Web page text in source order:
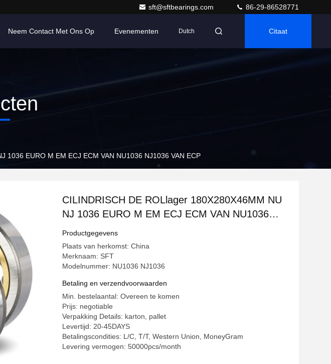
sft@sftbearings.com 86-29-86528771
Neem Contact Met Ons Op Evenementen Dutch Citaat
1036 EURO M EM ECJ ECM VAN NU1036 NJ1036 VAN ECP
CILINDRISCH DE ROLlager 180X280X46MM NU
NJ 1036 EURO M EM ECJ ECM VAN NU1036
NJ1036 VAN ECP
Productgegevens
Plaats van herkomst: China
Merknaam: SFT
Modelnummer: NU1036 NJ1036
Betaling en verzendvoorwaarden
Min. bestelaantal: Overeen te komen
Prijs: negotiable
Verpakking Details: karton, pallet
Levertijd: 20-45DAYS
Betalingscondities: L/C, T/T, Western Union, MoneyGram
Levering vermogen: 50000pcs/month